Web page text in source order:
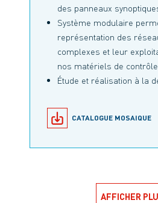
des panneaux
Système modulaire
représentation des
complexes et leur
nos matériels de contrôle
Étude et réalisation à la
CATALOGUE MOSAIQUE
CROIX
AFFICHER